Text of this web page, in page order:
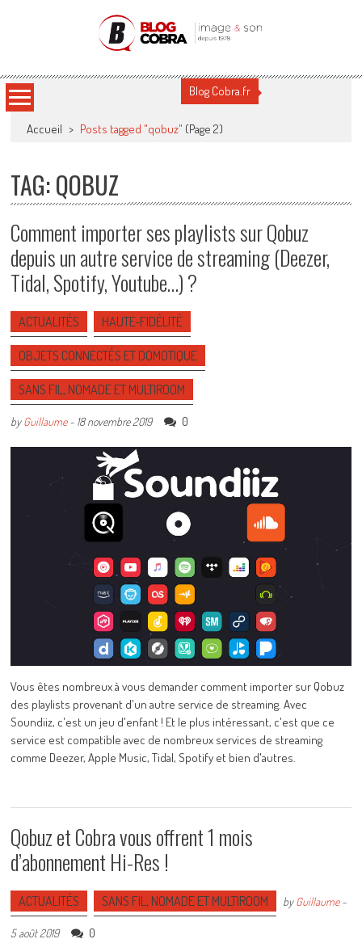
Blog Cobra
Blog Cobra.fr
Accueil > Posts tagged "qobuz" (Page 2)
TAG: QOBUZ
Comment importer ses playlists sur Qobuz
depuis un autre service de streaming (Deezer,
Tidal, Spotify, Youtube…) ?
ACTUALITÉS HAUTE-FIDÉLITÉ
OBJETS CONNECTÉS ET DOMOTIQUE
SANS FIL, NOMADE ET MULTIROOM
byGuillaume- 18 novembre 2019 0
Vous êtes nombreux à vous demander comment importer sur Qobuz
des playlists provenant d'un autre service de streaming. Avec
Soundiiz, c'est un jeu d'enfant ! Et le plus intéressant, c'est que ce
service est compatible avec de nombreux services de streaming
comme Deezer, Apple Music, Tidal, Spotify et bien d'autres.
Qobuz et Cobra vous offrent 1 mois
d’abonnement Hi-Res !
ACTUALITÉS SANS FIL, NOMADE ET MULTIROOM byGuillaume-
5 août 2019 0